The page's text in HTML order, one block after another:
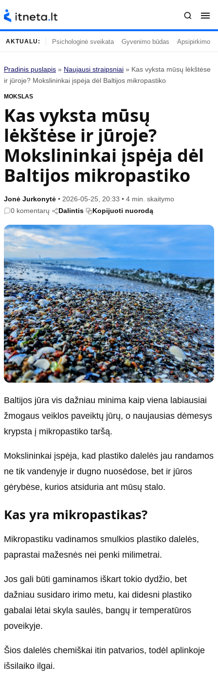
Turinys
Naujausi straipsniai
Gyvenimas
Įdomybės
Mada
Mokslas
Namai ir interjeras
Temos
Kulinarija
Technologijos
Gyvenimo būdas
Vasaros mada
Tėvai ir vaikai
Populiaru
Sodas ir daržas
Sveikata ir grožis
Karjera
Psichologinė sveikata
Tvari mada
Informacija
Klaidų taisymo politika
Naudojimo sąlygos
Privatumo politika
Reklamos politika
Slapukų politika
Redakcija
Apie mus
Autoriai
Kontaktai
Dirbtinis intelektas
AKTUALU: Psichologinė sveikata Gyvenimo būdas Apsipirkimo
Pradinis puslapis » Naujausi straipsniai » Kas vyksta mūsų lėkštėse
ir jūroje? Mokslininkai įspėja dėl Baltijos mikropastiko
MOKSLAS
Kas vyksta mūsų
lėkštėse ir jūroje?
Mokslininkai įspėja dėl
Baltijos mikropastiko
Jonė Jurkonytė • 2026-05-25, 20:33 • 4 min. skaitymo
0 komentarų
Dalintis Kopijuoti nuorodą
Baltijos jūra vis dažniau minima kaip viena labiausiai
žmogaus veiklos paveiktų jūrų, o naujausias dėmesys
krypsta į mikropastiko taršą.
Mokslininkai įspėja, kad plastiko dalelės jau randamos
ne tik vandenyje ir dugno nuosėdose, bet ir jūros
gėrybėse, kurios atsiduria ant mūsų stalo.
Kas yra mikropastikas?
Mikropastiku vadinamos smulkios plastiko dalelės,
paprastai mažesnės nei penki milimetrai.
Jos gali būti gaminamos iškart tokio dydžio, bet
dažniau susidaro irimo metu, kai didesni plastiko
gabalai lėtai skyla saulės, bangų ir temperatūros
poveikyje.
Šios dalelės chemiškai itin patvarios, todėl aplinkoje
išsilaiko ilgai.